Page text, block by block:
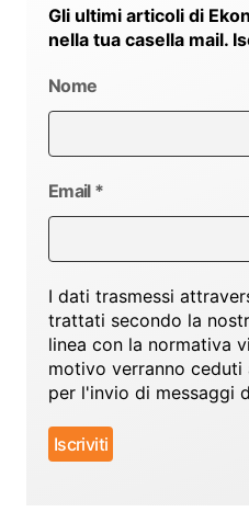
Gli ultimi articoli di
nella tua casella mail.
Nome
Email *
I dati trasmessi
trattati secondo la
linea con la normativa
motivo verranno
per l'invio di messaggi